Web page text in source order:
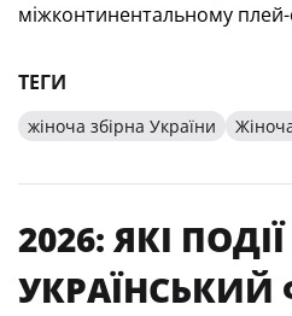
міжконтинентальному
ТЕГИ
жіноча збірна України
2026: ЯКІ
УКРАЇНСЬКИЙ